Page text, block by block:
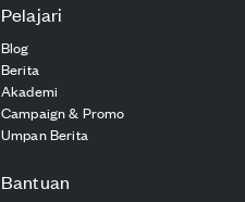
Pelajari
Blog
Berita
Akademi
Campaign & Promo
Umpan Berita
Bantuan